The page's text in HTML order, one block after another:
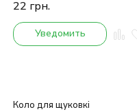
22 грн.
Уведомить
Коло для щуковкі